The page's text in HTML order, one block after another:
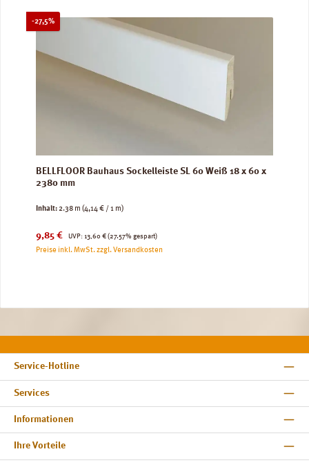
-27,5%Rabatt
BELLFLOOR Bauhaus Sockelleiste SL 60 Weiß 18 x 60 x
2380 mm
Inhalt:2.38 m (4,14 € / 1 m)
Verkaufspreis:
9,85 € UVP:
Regulärer Preis:
13,60 € (27.57% gespart)
Preise inkl. MwSt. zzgl. Versandkosten
Service-Hotline
Services
Informationen
Ihre Vorteile